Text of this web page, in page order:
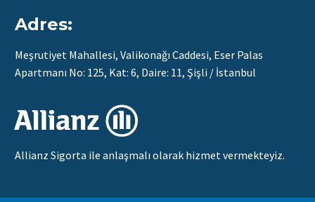
Adres:
Meşrutiyet Mahallesi, Valikonağı Caddesi, Eser Palas
Apartmanı No: 125, Kat: 6, Daire: 11, Şişli / İstanbul
Allianz Sigorta ile anlaşmalı olarak hizmet vermekteyiz.